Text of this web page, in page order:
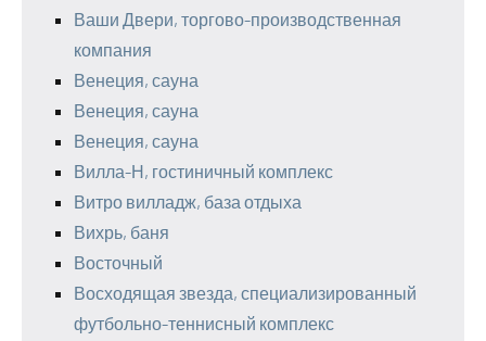
Ваши Двери, торгово-производственная
компания
Венеция, сауна
Венеция, сауна
Венеция, сауна
Вилла-Н, гостиничный комплекс
Витро вилладж, база отдыха
Вихрь, баня
Восточный
Восходящая звезда, специализированный
футбольно-теннисный комплекс